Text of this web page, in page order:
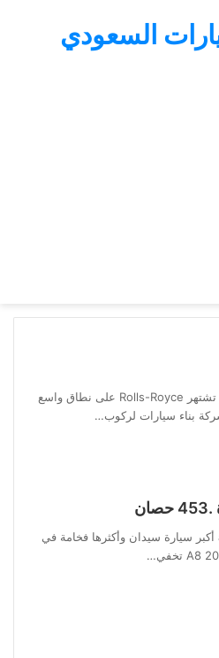
السعودي
روز رايز تشتهر Rolls-Royce على نطاق واسع
بناء سيارات لركوب…
اودي a8 أكبر سيارة سيدان وأكثرها فخامة في